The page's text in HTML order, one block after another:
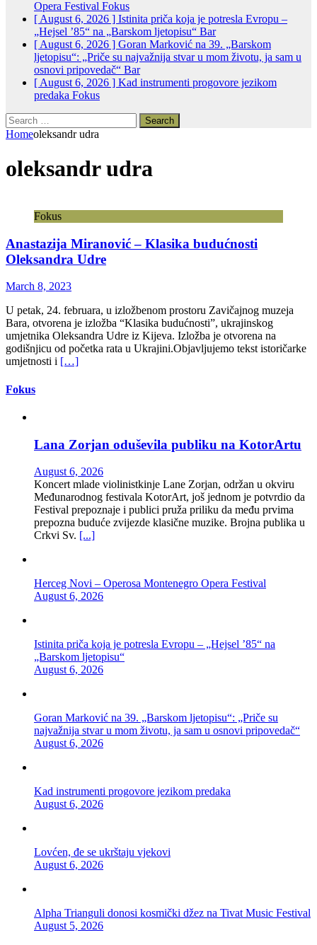
Opera Festival Fokus
[ August 6, 2026 ] Istinita priča koja je potresla Evropu –
„Hejsel ’85“ na „Barskom ljetopisu“ Bar
[ August 6, 2026 ] Goran Marković na 39. „Barskom
ljetopisu“: „Priče su najvažnija stvar u mom životu, ja sam u
osnovi pripovedač“ Bar
[ August 6, 2026 ] Kad instrumenti progovore jezikom
predaka Fokus
Search
for:
Homeoleksandr udra
oleksandr udra
Fokus
Anastazija Miranović – Klasika budućnosti
Oleksandra Udre
March 8, 2023
U petak, 24. februara, u izložbenom prostoru Zavičajnog muzeja
Bara, otvorena je izložba “Klasika budućnosti”, ukrajinskog
umjetnika Oleksandra Udre iz Kijeva. Izložba je otvorena na
godišnjicu od početka rata u Ukrajini.Objavljujemo tekst istoričarke
umjetnosti i […]
Fokus
Lana Zorjan oduševila publiku na KotorArtu
August 6, 2026
Koncert mlade violinistkinje Lane Zorjan, održan u okviru
Međunarodnog festivala KotorArt, još jednom je potvrdio da
Festival prepoznaje i publici pruža priliku da među prvima
prepozna buduće zvijezde klasične muzike. Brojna publika u
Crkvi Sv. [...]
Herceg Novi – Operosa Montenegro Opera Festival
August 6, 2026
Istinita priča koja je potresla Evropu – „Hejsel ’85“ na
„Barskom ljetopisu“
August 6, 2026
Goran Marković na 39. „Barskom ljetopisu“: „Priče su
najvažnija stvar u mom životu, ja sam u osnovi pripovedač“
August 6, 2026
Kad instrumenti progovore jezikom predaka
August 6, 2026
Lovćen, đe se ukrštaju vjekovi
August 6, 2026
Alpha Trianguli donosi kosmički džez na Tivat Music Festival
August 5, 2026